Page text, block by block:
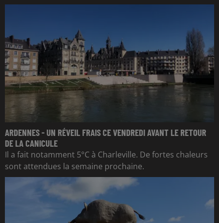
ARDENNES - UN RÉVEIL FRAIS CE VENDREDI AVANT LE RETOUR
DE LA CANICULE
Il a fait notamment 5°C à Charleville. De fortes chaleurs
sont attendues la semaine prochaine.